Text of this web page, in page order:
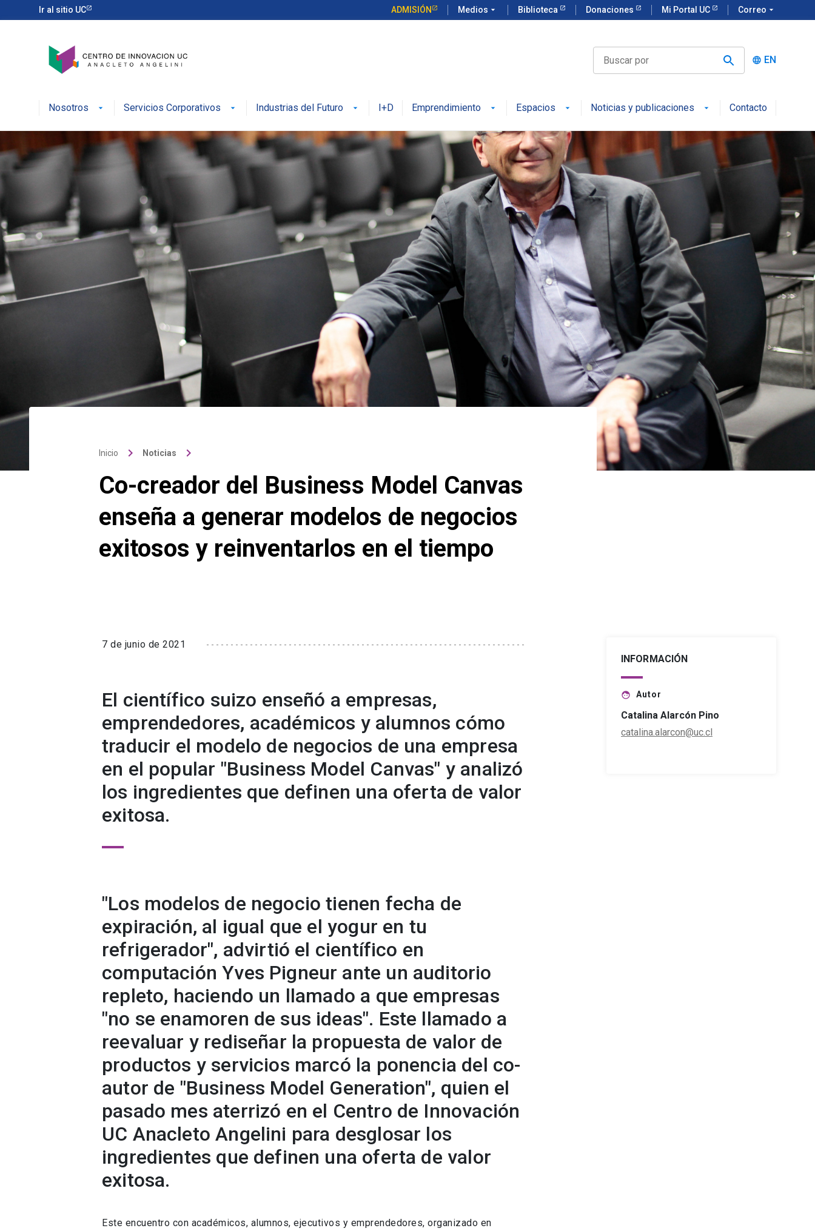
Ir al sitio UC ADMISIÓN Medios arrow_drop_down Biblioteca Donaciones Mi Portal UC Correo arrow_drop_down
language EN
Nosotros Servicios Corporativos Industrias del Futuro I+D Emprendimiento Espacios Noticias y publicaciones Contacto
Inicio keyboard_arrow_right Noticias keyboard_arrow_right
Co-creador del Business Model Canvas
enseña a generar modelos de negocios
exitosos y reinventarlos en el tiempo
7 de junio de 2021
El científico suizo enseñó a empresas,
emprendedores, académicos y alumnos cómo
traducir el modelo de negocios de una empresa
en el popular "Business Model Canvas" y analizó
los ingredientes que definen una oferta de valor
exitosa.
"Los modelos de negocio tienen fecha de
expiración, al igual que el yogur en tu
refrigerador", advirtió el científico en
computación Yves Pigneur ante un auditorio
repleto, haciendo un llamado a que empresas
"no se enamoren de sus ideas". Este llamado a
reevaluar y rediseñar la propuesta de valor de
productos y servicios marcó la ponencia del co-
autor de "Business Model Generation", quien el
pasado mes aterrizó en el Centro de Innovación
UC Anacleto Angelini para desglosar los
ingredientes que definen una oferta de valor
exitosa.
Este encuentro con académicos, alumnos, ejecutivos y emprendedores, organizado en
INFORMACIÓN
face Autor
Catalina Alarcón Pino
catalina.alarcon@uc.cl